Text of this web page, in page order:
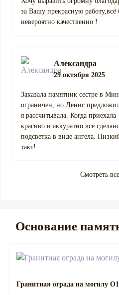
за Вашу прекрасную
невероятно качественно !
Александра
29 октября 2025
Заказала памятник сестре в
ограничен, но Денис
я рассчитывала. Когда
красиво и аккуратно всё
подсветка в виде ангела.
такт!
Смотреть
Основание
Гранитная ограда на могилу